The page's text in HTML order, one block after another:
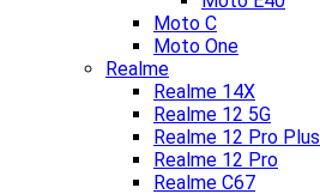
Moto C
Moto One
Realme
Realme 14X
Realme 12 5G
Realme 12 Pro Plus
Realme 12 Pro
Realme C67